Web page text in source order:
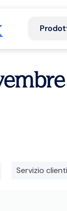
Servizio clienti